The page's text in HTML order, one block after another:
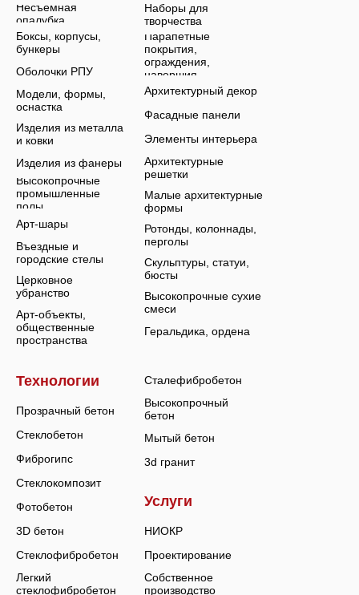
Арт-объекты,
общественные
пространства
Высокопрочные сухие
смеси
Скульптуры, статуи,
бюсты
Ротонды, колоннады,
перголы
Малые архитектурные
формы
Архитектурные
решетки
Элементы интерьера
Фасадные панели
Архитектурный декор
Парапетные
покрытия,
ограждения,
навершия
Наборы для
творчества
Собственное
производство
Проектирование
НИОКР
3d гранит
Мытый бетон
Высокопрочный
бетон
Сталефибробетон
Легкий
стеклофибробетон
Стеклофибробетон
3D бетон
Фотобетон
Стеклокомпозит
Фиброгипс
Стеклобетон
Прозрачный бетон
Геральдика, ордена
Церковное
убранство
Въездные и
городские стелы
Арт-шары
Высокопрочные
промышленные
полы
Изделия из фанеры
Изделия из металла
и ковки
Модели, формы,
оснастка
Оболочки РПУ
Боксы, корпусы,
бункеры
Несъемная
опалубка
Услуги
Технологии